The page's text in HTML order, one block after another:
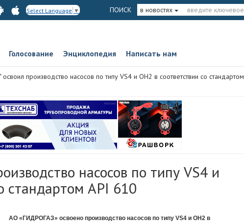
Select Language ▼ ПОИСК в новостях
Голосование Энциклопедия Написать нам
производство насосов по типу VS4 и ОН2 в соответствии со стандартом
насосов по типу VS4 и
стандартом API 610
АО «ГИДРОГАЗ» освоено производство насосов по типу VS4 и ОН2 в